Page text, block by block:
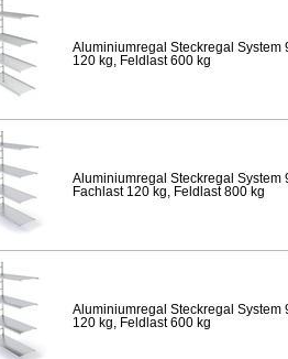
Aluminiumregal Steckregal System
120 kg, Feldlast 600 kg
Aluminiumregal Steckregal System
Fachlast 120 kg, Feldlast 800 kg
Aluminiumregal Steckregal System
120 kg, Feldlast 600 kg